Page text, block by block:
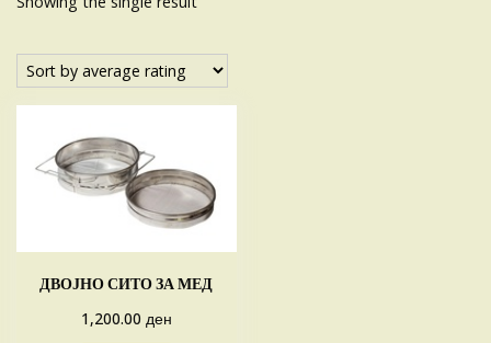
ДВОЈНО СИТО ЗА МЕД
1,200.00 ден